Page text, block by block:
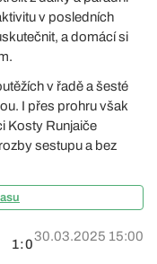
v posledních
a domácí si
v řadě a šesté
I přes prohru však
Kosty Runjaiče
sestupu a bez
1:0
30.03.2025 15:00